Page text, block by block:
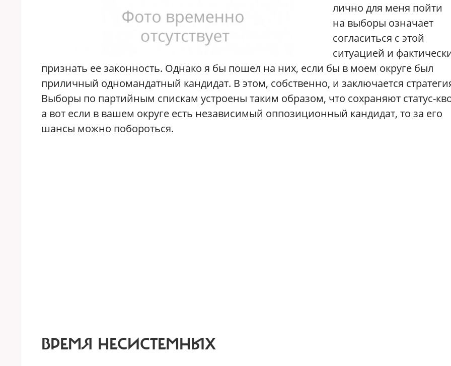
лично для меня пойти
на выборы означает
согласиться с этой
ситуацией и
признать ее законность. Однако я бы пошел на них, если бы в моем округе был
приличный одномандатный кандидат. В этом, собственно, и заключается
Выборы по партийным спискам устроены таким образом, что сохраняют статус-
а вот если в вашем округе есть независимый оппозиционный кандидат, то за его
шансы можно побороться.
ВРЕМЯ НЕСИСТЕМНЫХ